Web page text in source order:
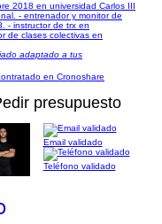
2018 en universidad Carlos III
- entrenador y monitor de
- instructor de trx en
de clases colectivas en
adaptado a tus
en Cronoshare
presupuesto
Email validado
Teléfono validado